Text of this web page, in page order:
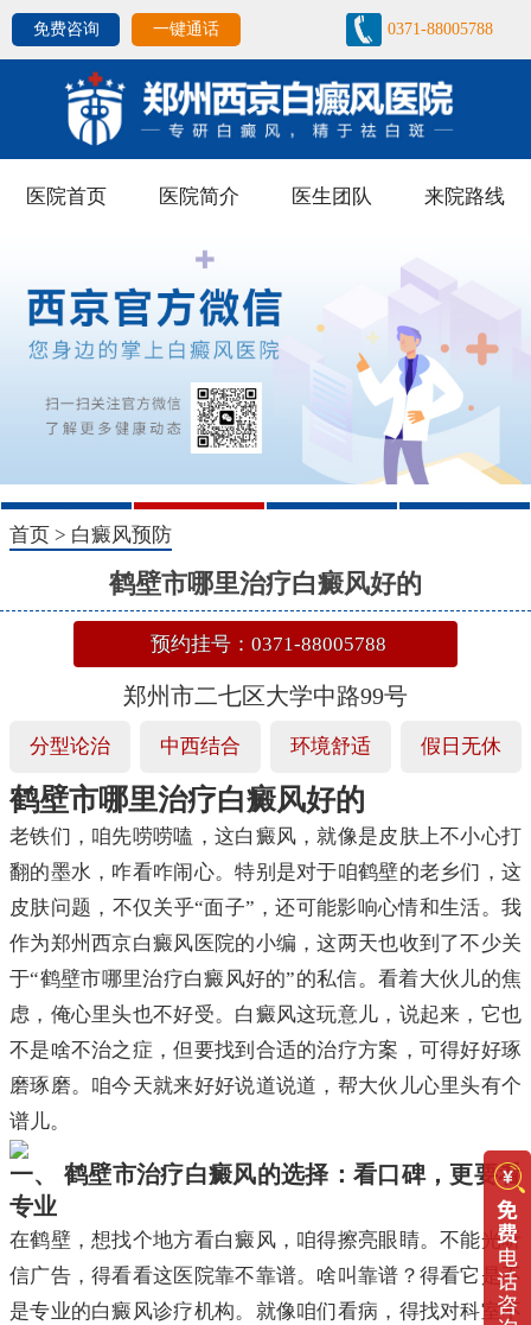
免费咨询 一键通话 0371-88005788
医院首页 医院简介 医生团队 来院路线
1 2 3 4
首页 > 白癜风预防
鹤壁市哪里治疗白癜风好的
预约挂号：0371-88005788
郑州市二七区大学中路99号
分型论治 中西结合 环境舒适 假日无休
鹤壁市哪里治疗白癜风好的
老铁们，咱先唠唠嗑，这白癜风，就像是皮肤上不小心打
翻的墨水，咋看咋闹心。特别是对于咱鹤壁的老乡们，这
皮肤问题，不仅关乎“面子”，还可能影响心情和生活。我
作为郑州西京白癜风医院的小编，这两天也收到了不少关
于“鹤壁市哪里治疗白癜风好的”的私信。看着大伙儿的焦
虑，俺心里头也不好受。白癜风这玩意儿，说起来，它也
不是啥不治之症，但要找到合适的治疗方案，可得好好琢
磨琢磨。咱今天就来好好说道说道，帮大伙儿心里头有个
谱儿。
一、 鹤壁市治疗白癜风的选择：看口碑，更要看
专业
在鹤壁，想找个地方看白癜风，咱得擦亮眼睛。不能光听
信广告，得看看这医院靠不靠谱。啥叫靠谱？得看它是不
是专业的白癜风诊疗机构。就像咱们看病，得找对科室不